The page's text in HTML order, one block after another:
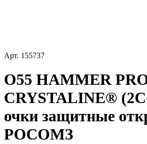
Арт. 155737
О55 HAMMER
CRYSTALINE®
очки защитные
РОСОМЗ